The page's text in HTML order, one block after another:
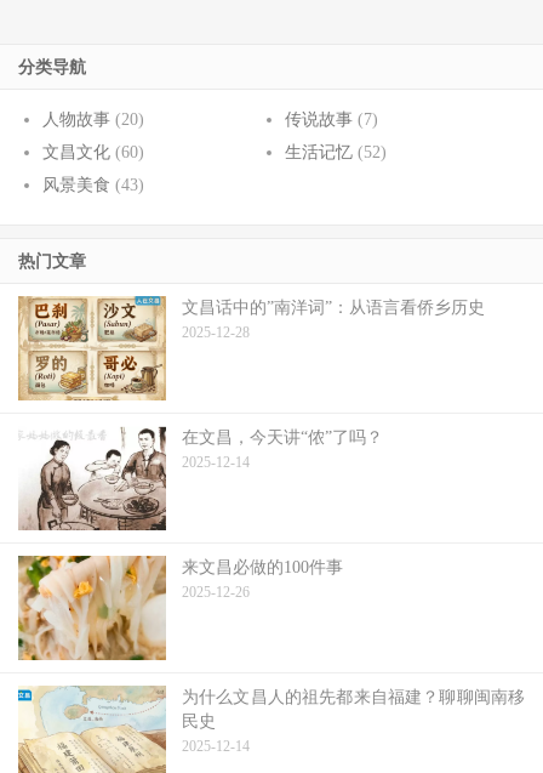
分类导航
人物故事 (20) 传说故事(7)
文昌文化 (60) 生活记忆(52)
风景美食 (43)
热门文章
文昌话中的”南洋词”：从语言看侨乡历史
2025-12-28
在文昌，今天讲“侬”了吗？
2025-12-14
来文昌必做的100件事
2025-12-26
为什么文昌人的祖先都来自福建？聊聊闽南移
民史
2025-12-14